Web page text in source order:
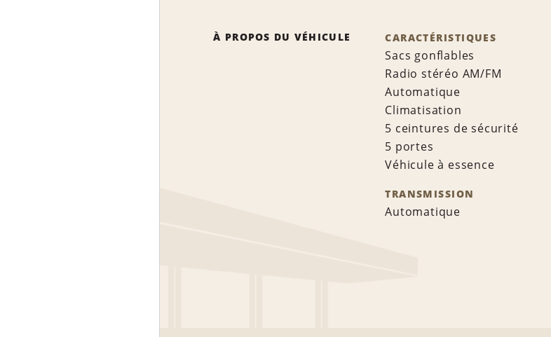
À PROPOS DU VÉHICULE CARACTÉRISTIQUES
Sacs gonflables
Radio stéréo AM/FM
Automatique
Climatisation
5 ceintures de sécurité
5 portes
Véhicule à essence
TRANSMISSION
Automatique